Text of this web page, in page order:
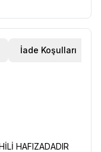
İade Koşulları
HAFIZADADIR